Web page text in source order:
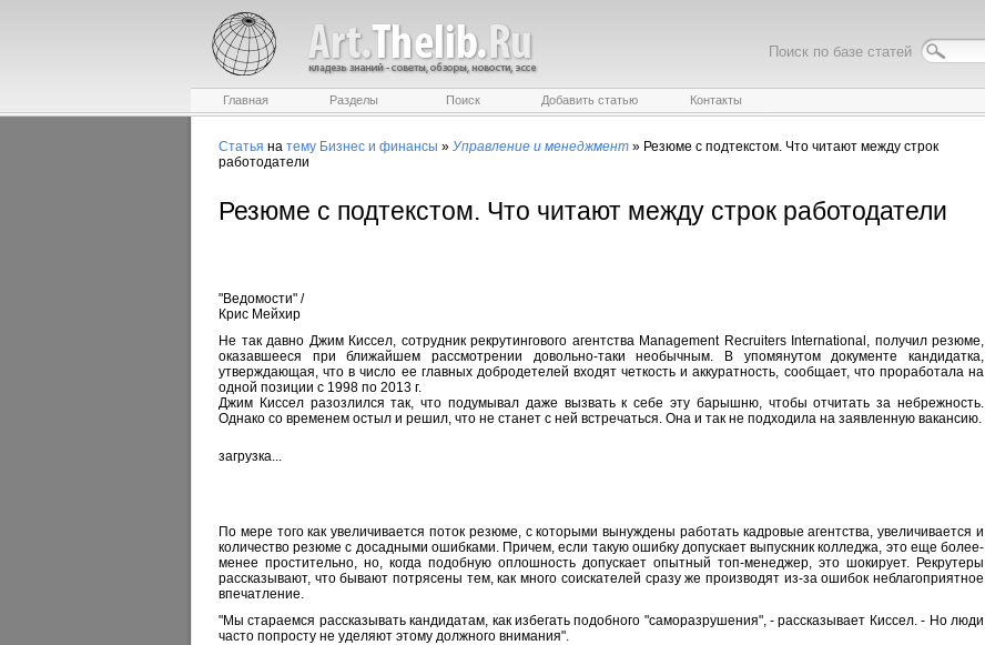
Поиск по базе статей
Главная Разделы Поиск Добавить статью Контакты
Статья на тему Бизнес и финансы » Управление и менеджмент » Резюме с подтекстом. Что читают между строк
работодатели
Резюме с подтекстом. Что читают между строк работодатели
"Ведомости" /
Крис Мейхир
Не так давно Джим Киссел, сотрудник рекрутингового агентства Management Recruiters International, получил резюме,
оказавшееся при ближайшем рассмотрении довольно-таки необычным. В упомянутом документе кандидатка,
утверждающая, что в число ее главных добродетелей входят четкость и аккуратность, сообщает, что проработала на
одной позиции с 1998 по 2013 г.
Джим Киссел разозлился так, что подумывал даже вызвать к себе эту барышню, чтобы отчитать за небрежность.
Однако со временем остыл и решил, что не станет с ней встречаться. Она и так не подходила на заявленную вакансию.
загрузка...
По мере того как увеличивается поток резюме, с которыми вынуждены работать кадровые агентства, увеличивается и
количество резюме с досадными ошибками. Причем, если такую ошибку допускает выпускник колледжа, это еще более-
менее простительно, но, когда подобную оплошность допускает опытный топ-менеджер, это шокирует. Рекрутеры
рассказывают, что бывают потрясены тем, как много соискателей сразу же производят из-за ошибок неблагоприятное
впечатление.
"Мы стараемся рассказывать кандидатам, как избегать подобного "саморазрушения", - рассказывает Киссел. - Но люди
часто попросту не уделяют этому должного внимания".